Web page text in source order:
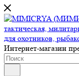
Интернет-магазин